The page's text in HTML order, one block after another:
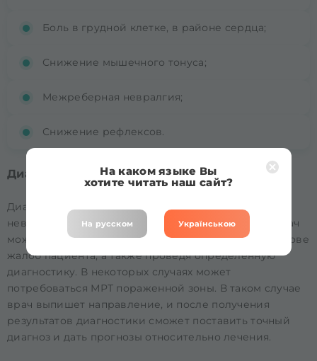
Боль в грудной клетке, в районе сердца;
Снижение мышечного тонуса;
Межреберная невралгия;
Снижение рефлексов.
Диагностика остеохондроза позвоночника
Диагностика остеохондроза не представляет для
невролога особого труда. Уже на очном приеме врач
может поставить предварительный диагноз, на основе
жалоб пациента, а также проведя определенную
диагностику. В некоторых случаях может
потребоваться МРТ пораженной зоны. В таком случае
врач выпишет направление, и после получения
результатов диагностики сможет поставить точный
диагноз и дать прогнозы относительно лечения.
На каком языке Вы
хотите читать наш сайт?
На русском Українською